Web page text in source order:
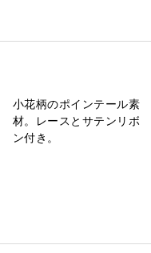
小花柄のポインテール素
材。レースとサテンリボ
ン付き。